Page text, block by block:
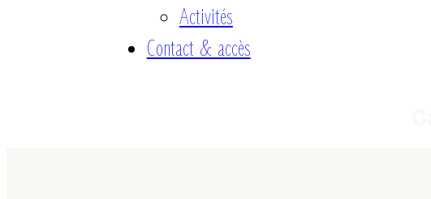
Activités
Contact & accès